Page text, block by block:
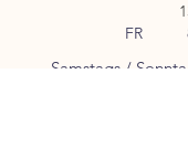
FR
Samstags /